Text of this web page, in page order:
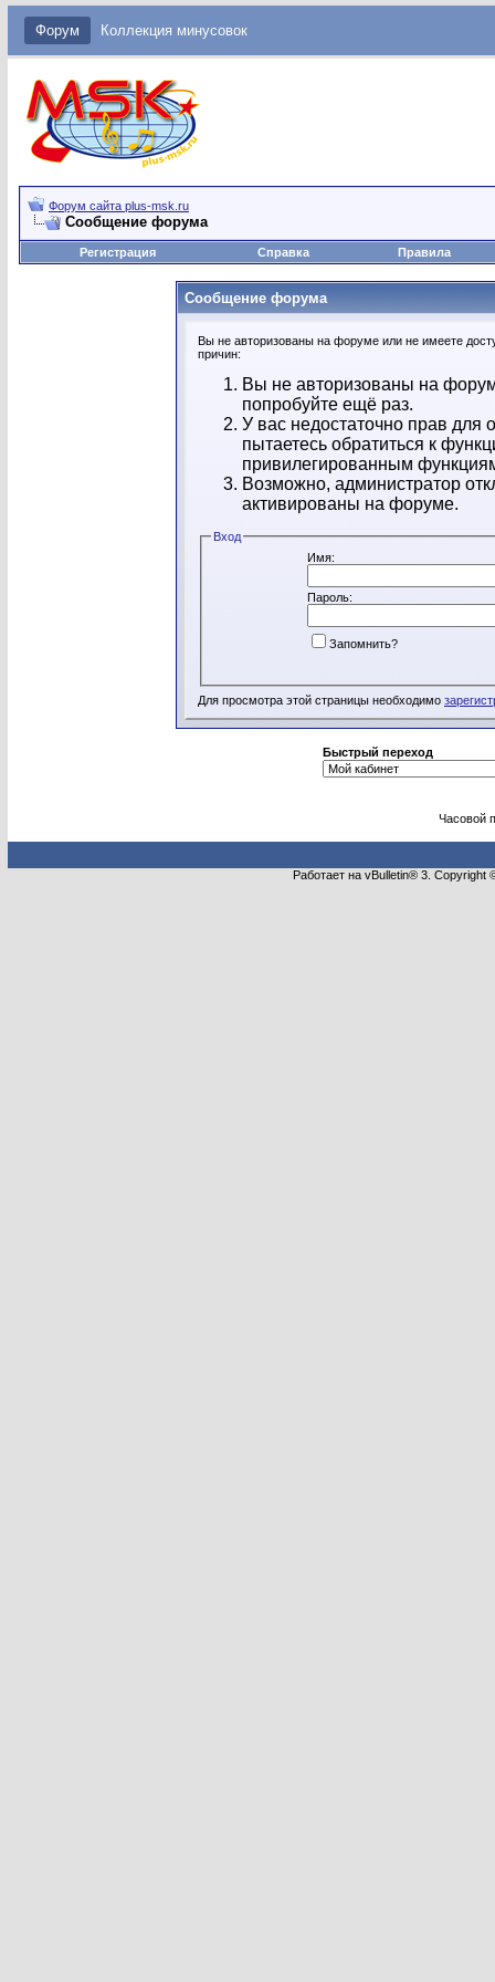
Форум Коллекция минусовок
Форум сайта plus-msk.ru
Сообщение форума
Регистрация Справка Правила
Сообщение форума
Вы не авторизованы на форуме или не имеете
причин:
Вы не авторизованы на
попробуйте ещё раз.
У вас недостаточно прав
пытаетесь обратиться к
привилегированным
Возможно, администратор
активированы на форуме.
Вход
Имя:
Пароль:
Запомнить?
Для просмотра этой страницы необходимо
Быстрый переход
Часовой
Работает на vBulletin® 3.